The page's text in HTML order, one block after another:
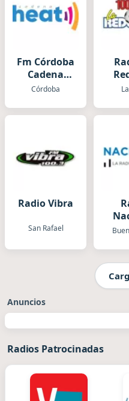
Fm Córdoba
Cadena
Heat
Córdoba
Radio Vibra
San Rafael
Anuncios
Radios Patrocinadas